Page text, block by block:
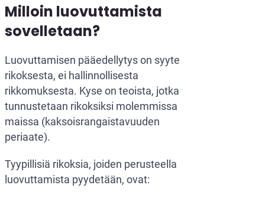
Milloin luovuttamista
sovelletaan?
Luovuttamisen pääedellytys on syyte
rikoksesta, ei hallinnollisesta
rikkomuksesta. Kyse on teoista, jotka
tunnustetaan rikoksiksi molemmissa
maissa (kaksoisrangaistavuuden
periaate).
Tyypillisiä rikoksia, joiden perusteella
luovuttamista pyydetään, ovat: